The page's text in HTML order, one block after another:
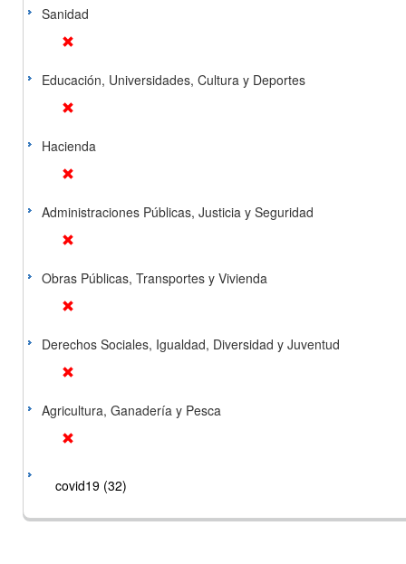
Sanidad
Educación, Universidades, Cultura y Deportes
Hacienda
Administraciones Públicas, Justicia y Seguridad
Obras Públicas, Transportes y Vivienda
Derechos Sociales, Igualdad, Diversidad y Juventud
Agricultura, Ganadería y Pesca
covid19 (32)